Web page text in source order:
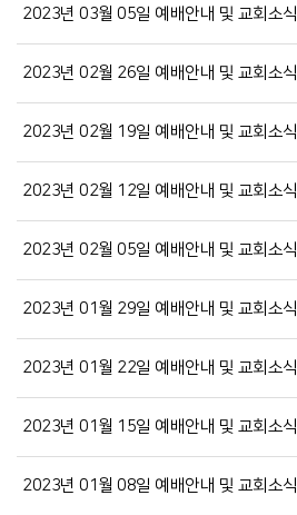
2023년 03월 05일 예배안내 및 교회소식
2023년 02월 26일 예배안내 및 교회소식
2023년 02월 19일 예배안내 및 교회소식
2023년 02월 12일 예배안내 및 교회소식
2023년 02월 05일 예배안내 및 교회소식
2023년 01월 29일 예배안내 및 교회소식
2023년 01월 22일 예배안내 및 교회소식
2023년 01월 15일 예배안내 및 교회소식
2023년 01월 08일 예배안내 및 교회소식